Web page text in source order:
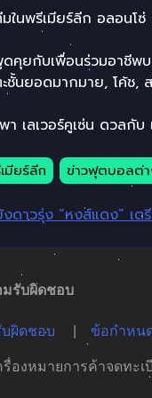
มในพรีเมียร์ลีก อลอน
คุยกับเพื่อนร่วมอาชีพ
ชั้นยอดมากมาย, โค้ช,
า เลเวอร์คูเซ่น ดวล
มียร์ลีก ข่าวฟุตบอลต่า
ดาวรุ่ง “หงส์แดง” เ
มรับผิดชอบ
บผิดชอบ ข้อกำหน
รื่องหมายการค้าจดท